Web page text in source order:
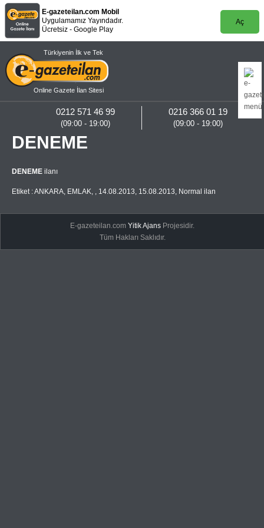
E-gazeteilan.com Mobil
Uygulamamız Yayındadır.
Ücretsiz - Google Play
Aç
Türkiyenin İlk ve Tek
Online Gazete İlan Sitesi
0216 366 01 19
(09:00 - 19:00)
0212 571 46 99
(09:00 - 19:00)
DENEME
DENEME ilanı
Etiket :ANKARA, EMLAK, , 14.08.2013, 15.08.2013, Normal ilan
E-gazeteilan.comYitik Ajans Projesidir.
Tüm Hakları Saklıdır.